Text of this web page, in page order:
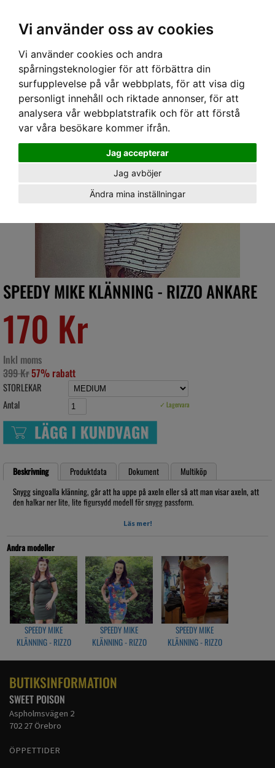
Vi använder oss av cookies
Vi använder cookies och andra
spårningsteknologier för att förbättra din
surfupplevelse på vår webbplats, för att visa dig
personligt innehåll och riktade annonser, för att
analysera vår webbplatstrafik och för att förstå
var våra besökare kommer ifrån.
Jag accepterar
Jag avböjer
Ändra mina inställningar
Hem› DAM›KLÄNNINGAR› SPEEDY MIKE KLÄNNING - RIZZO ANKARE
SPEEDY MIKE KLÄNNING - RIZZO ANKARE
170 Kr
Inkl moms
399 Kr57% rabatt
STORLEKAR
Antal
✓ Lagervara
Beskrivning Produktdata Dokument
Multiköp
Snygg singoalla klänning, går att ha uppe på axeln eller så att man visar axeln, att
den halkar ner lite, lite figursydd modell för snygg passform.
Läs mer!
Andra modeller
SPEEDY MIKE
KLÄNNING - RIZZO
SPEEDY MIKE
KLÄNNING - RIZZO
SPEEDY MIKE
KLÄNNING - RIZZO
BUTIKSINFORMATION
SWEET POISON
Aspholmsvägen 2
702 27 Örebro
ÖPPETTIDER